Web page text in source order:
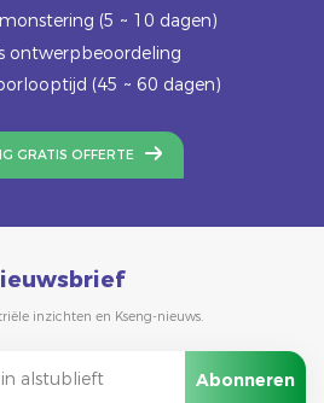
(5 ~ 10 dagen)
ontwerpbeoordeling
(45 ~ 60 dagen)
GRATIS OFFERTE
inzichten en Kseng-nieuws.